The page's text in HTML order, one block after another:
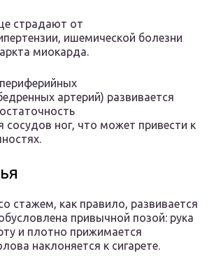
страдают от
ишемической болезни
миокарда.
артерий) развивается
сосудов ног, что может привести к
стажем, как правило, развивается
привычной позой: рука
и плотно прижимается
наклоняется к сигарете.